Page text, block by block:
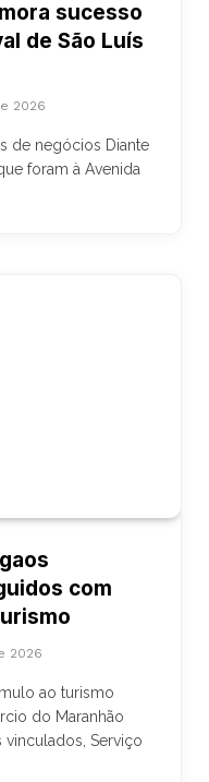
sucesso
de São Luís
2026
de negócios Diante
foram à Avenida
com
2026
ao turismo
do Maranhão
Serviço